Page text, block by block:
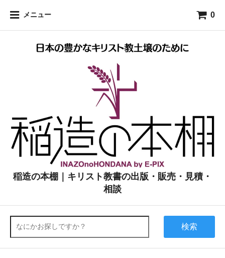
メニュー 0
稲造の本棚｜キリスト教書の出版・販売・見積・
相談
検索